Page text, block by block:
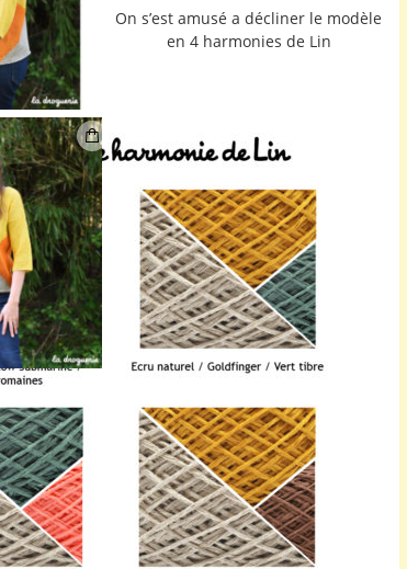
On s’est amusé a décliner le modèle
en 4 harmonies de Lin